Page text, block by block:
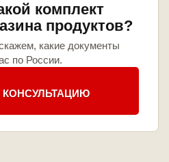
комплект
продуктов?
какие документы
по России.
КОНСУЛЬТАЦИЮ